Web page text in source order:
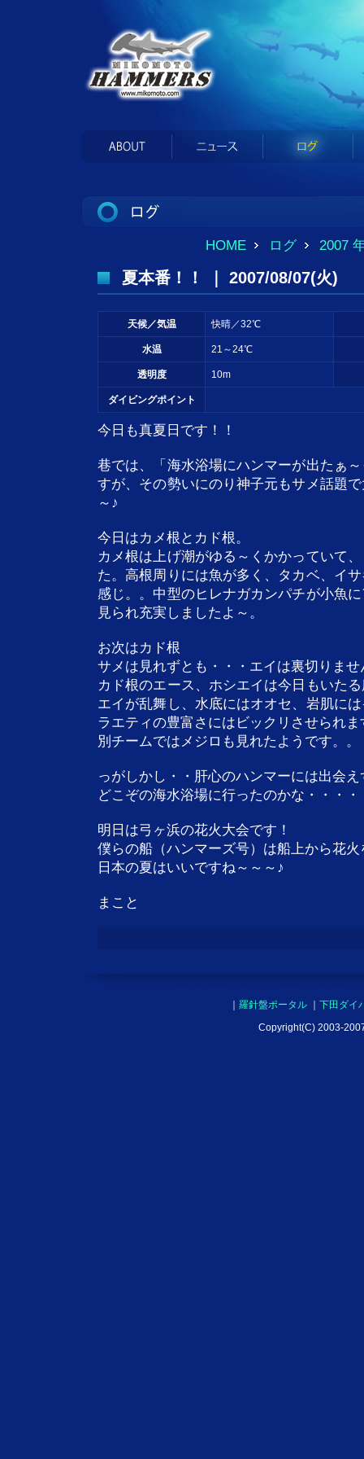
HOME ログ 2007
夏本番！！ ｜ 2007/08/07(火)
天候／気温 快晴／32℃
水温 21～24℃
透明度 10m
ダイビングポイント
今日も真夏日です！！
巷では、「海水浴場にハンマーが出たぁ
すが、その勢いにのり神子元もサメ話題
～♪
今日はカメ根とカド根。
カメ根は上げ潮がゆる～くかかっていて
た。高根周りには魚が多く、タカベ、イ
感じ。。中型のヒレナガカンパチが小魚
見られ充実しましたよ～。
お次はカド根
サメは見れずとも・・・エイは裏切りませ
カド根のエース、ホシエイは今日もいた
エイが乱舞し、水底にはオオセ、岩肌に
ラエティの豊富さにはビックリさせられま
別チームではメジロも見れたようです。。
っがしかし・・肝心のハンマーには出会え
どこぞの海水浴場に行ったのかな・・・・
明日は弓ヶ浜の花火大会です！
僕らの船（ハンマーズ号）は船上から花
日本の夏はいいですね～～～♪
まこと
羅針盤ポータル
下田ダイ
Copyright(C) 2003-